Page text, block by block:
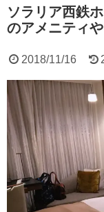
ソラリア西鉄
のアメニティ
2018/11/16